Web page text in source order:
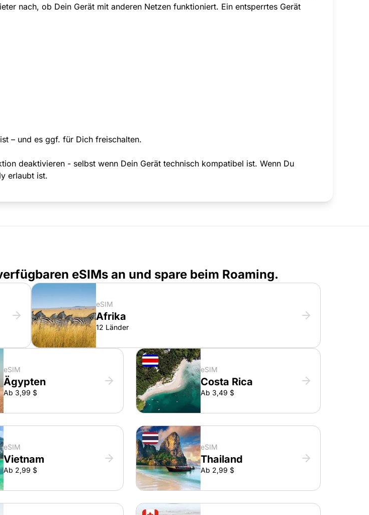
nach, ob Dein Gerät mit anderen Netzen funktioniert. Ein entsperrtes Gerät
– und es ggf. für Dich freischalten.
deaktivieren - selbst wenn Dein Gerät technisch kompatibel ist. Wenn Du
erlaubt ist.
eSIMs an und spare beim Roaming.
eSIM
Afrika
12 Länder
eSIM
Ägypten
Ab 3,99 $
eSIM
Costa Rica
Ab 3,49 $
eSIM
Vietnam
Ab 2,99 $
eSIM
Thailand
Ab 2,99 $